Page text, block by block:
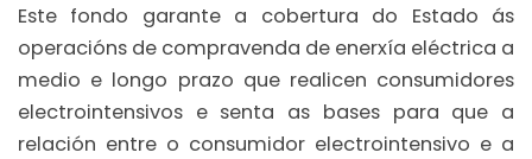
Este fondo garante a cobertura do Estado ás
operacións de compravenda de enerxía eléctrica a
medio e longo prazo que realicen consumidores
electrointensivos e senta as bases para que a
relación entre o consumidor electrointensivo e a